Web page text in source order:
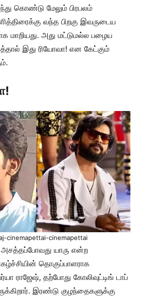
கொண்டு மேலும் பிரபலம்
வந்த பிறகு இவருடைய
மாறியது. அது மட்டுமல்ல பழைய
இது ரியோவா! என கேட்கும்
cinemapettai-cinemapettai
அசத்தப்போவது யாரு என்ற
தொகுப்பாளராக
ராஜேஷ், தற்போது கோலிவுட்டிங் டாப்
இரண்டு குழந்தைகளுக்கு